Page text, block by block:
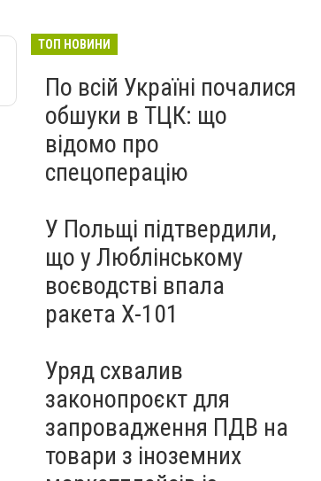
ТОП НОВИНИ
По всій Україні почалися
обшуки в ТЦК: що
відомо про
спецоперацію
У Польщі підтвердили,
що у Люблінському
воєводстві впала
ракета Х-101
Уряд схвалив
законопроєкт для
запровадження ПДВ на
товари з іноземних